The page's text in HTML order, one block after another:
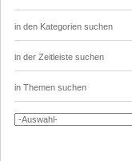
in den Kategorien suchen
in der Zeitleiste suchen
in Themen suchen